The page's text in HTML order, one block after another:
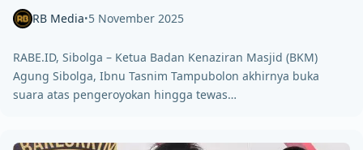
RB Media•5 November 2025
RABE.ID, Sibolga – Ketua Badan Kenaziran Masjid (BKM)
Agung Sibolga, Ibnu Tasnim Tampubolon akhirnya buka
suara atas pengeroyokan hingga tewas…